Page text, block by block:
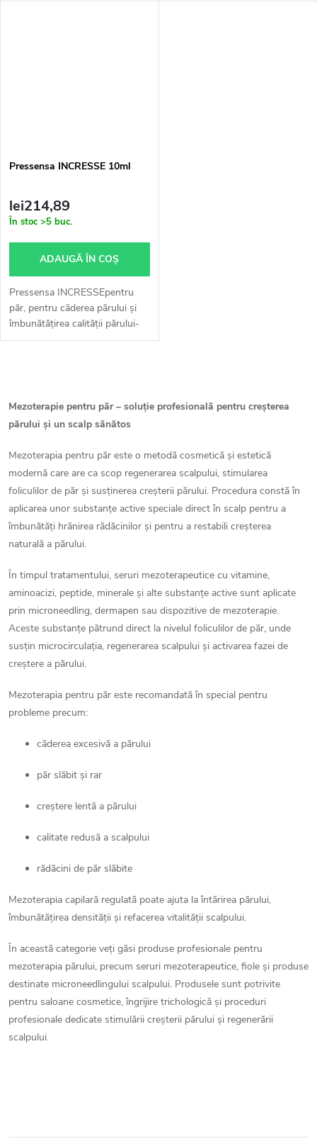
Pressensa INCRESSE 10ml
lei214,89
În stoc >5 buc.
ADAUGĂ ÎN COŞ
Pressensa INCRESSEpentru
păr, pentru căderea părului și
îmbunătățirea calității părului-
serul de păractiveazămulțumită
o
n
t
r
o
l
u
l
l
i
s
t
r
Mezoterapie pentru păr – soluție profesională pentru creșterea
părului și un scalp sănătos
Mezoterapia pentru păr este o metodă cosmetică și estetică
modernă care are ca scop regenerarea scalpului, stimularea
foliculilor de păr și susținerea creșterii părului. Procedura constă în
aplicarea unor substanțe active speciale direct în scalp pentru a
îmbunătăți hrănirea rădăcinilor și pentru a restabili creșterea
naturală a părului.
În timpul tratamentului, seruri mezoterapeutice cu vitamine,
aminoacizi, peptide, minerale și alte substanțe active sunt aplicate
prin microneedling, dermapen sau dispozitive de mezoterapie.
Aceste substanțe pătrund direct la nivelul foliculilor de păr, unde
susțin microcirculația, regenerarea scalpului și activarea fazei de
creștere a părului.
Mezoterapia pentru păr este recomandată în special pentru
probleme precum:
căderea excesivă a părului
păr slăbit și rar
creștere lentă a părului
calitate redusă a scalpului
rădăcini de păr slăbite
Mezoterapia capilară regulată poate ajuta la întărirea părului,
îmbunătățirea densității și refacerea vitalității scalpului.
În această categorie veți găsi produse profesionale pentru
mezoterapia părului, precum seruri mezoterapeutice, fiole și produse
destinate microneedlingului scalpului. Produsele sunt potrivite
pentru saloane cosmetice, îngrijire trichologică și proceduri
profesionale dedicate stimulării creșterii părului și regenerării
scalpului.